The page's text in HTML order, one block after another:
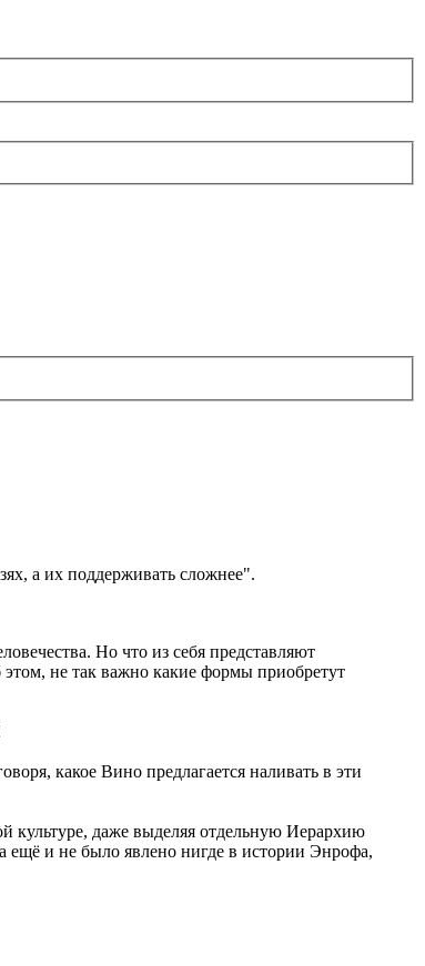
а их поддерживать сложнее".
Но что из себя представляют
не так важно какие формы приобретут
какое Вино предлагается наливать в эти
культуре, даже выделяя отдельную Иерархию
ещё и не было явлено нигде в истории Энрофа,